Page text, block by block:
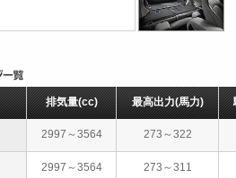
排気量(cc) 最高出力(馬力)
2997～3564 273～322
2997～3564 273～311